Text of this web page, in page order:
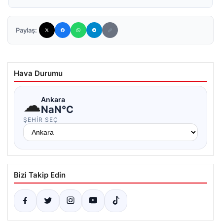
Paylaş:
Hava Durumu
☁Ankara
NaN°C
ŞEHIR SEÇ
Bizi Takip Edin